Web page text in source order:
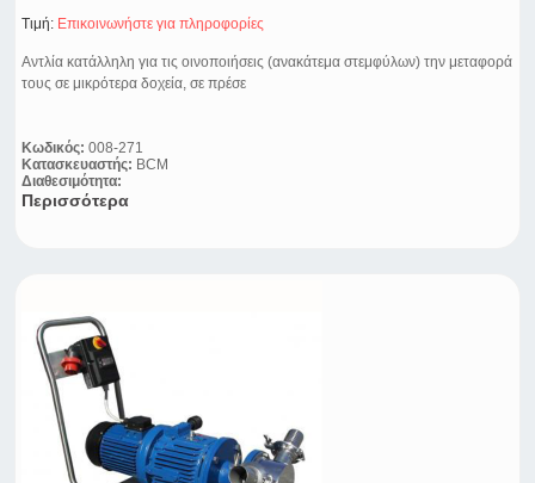
Τιμή: Eπικοινωνήστε για πληροφορίες
Αντλία κατάλληλη για τις οινοποιήσεις (ανακάτεμα στεμφύλων) την μεταφορά
τους σε μικρότερα δοχεία, σε πρέσε
Κωδικός: 008-271
Κατασκευαστής: BCM
Διαθεσιμότητα:
Περισσότερα